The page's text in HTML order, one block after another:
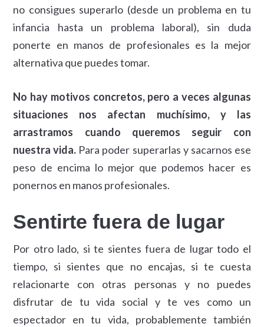
no consigues superarlo (desde un problema en tu
infancia hasta un problema laboral), sin duda
ponerte en manos de profesionales es la mejor
alternativa que puedes tomar.
No hay motivos concretos, pero a veces algunas
situaciones nos afectan muchísimo, y las
arrastramos cuando queremos seguir con
nuestra vida. Para poder superarlas y sacarnos ese
peso de encima lo mejor que podemos hacer es
ponernos en manos profesionales.
Sentirte fuera de lugar
Por otro lado, si te sientes fuera de lugar todo el
tiempo, si sientes que no encajas, si te cuesta
relacionarte con otras personas y no puedes
disfrutar de tu vida social y te ves como un
espectador en tu vida, probablemente también